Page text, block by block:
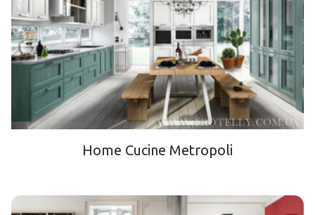
Home Cucine Metropoli